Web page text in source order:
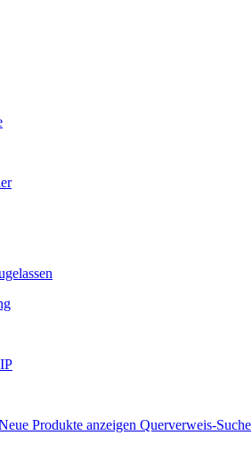
Produkte anzeigen Querverweis-Suche